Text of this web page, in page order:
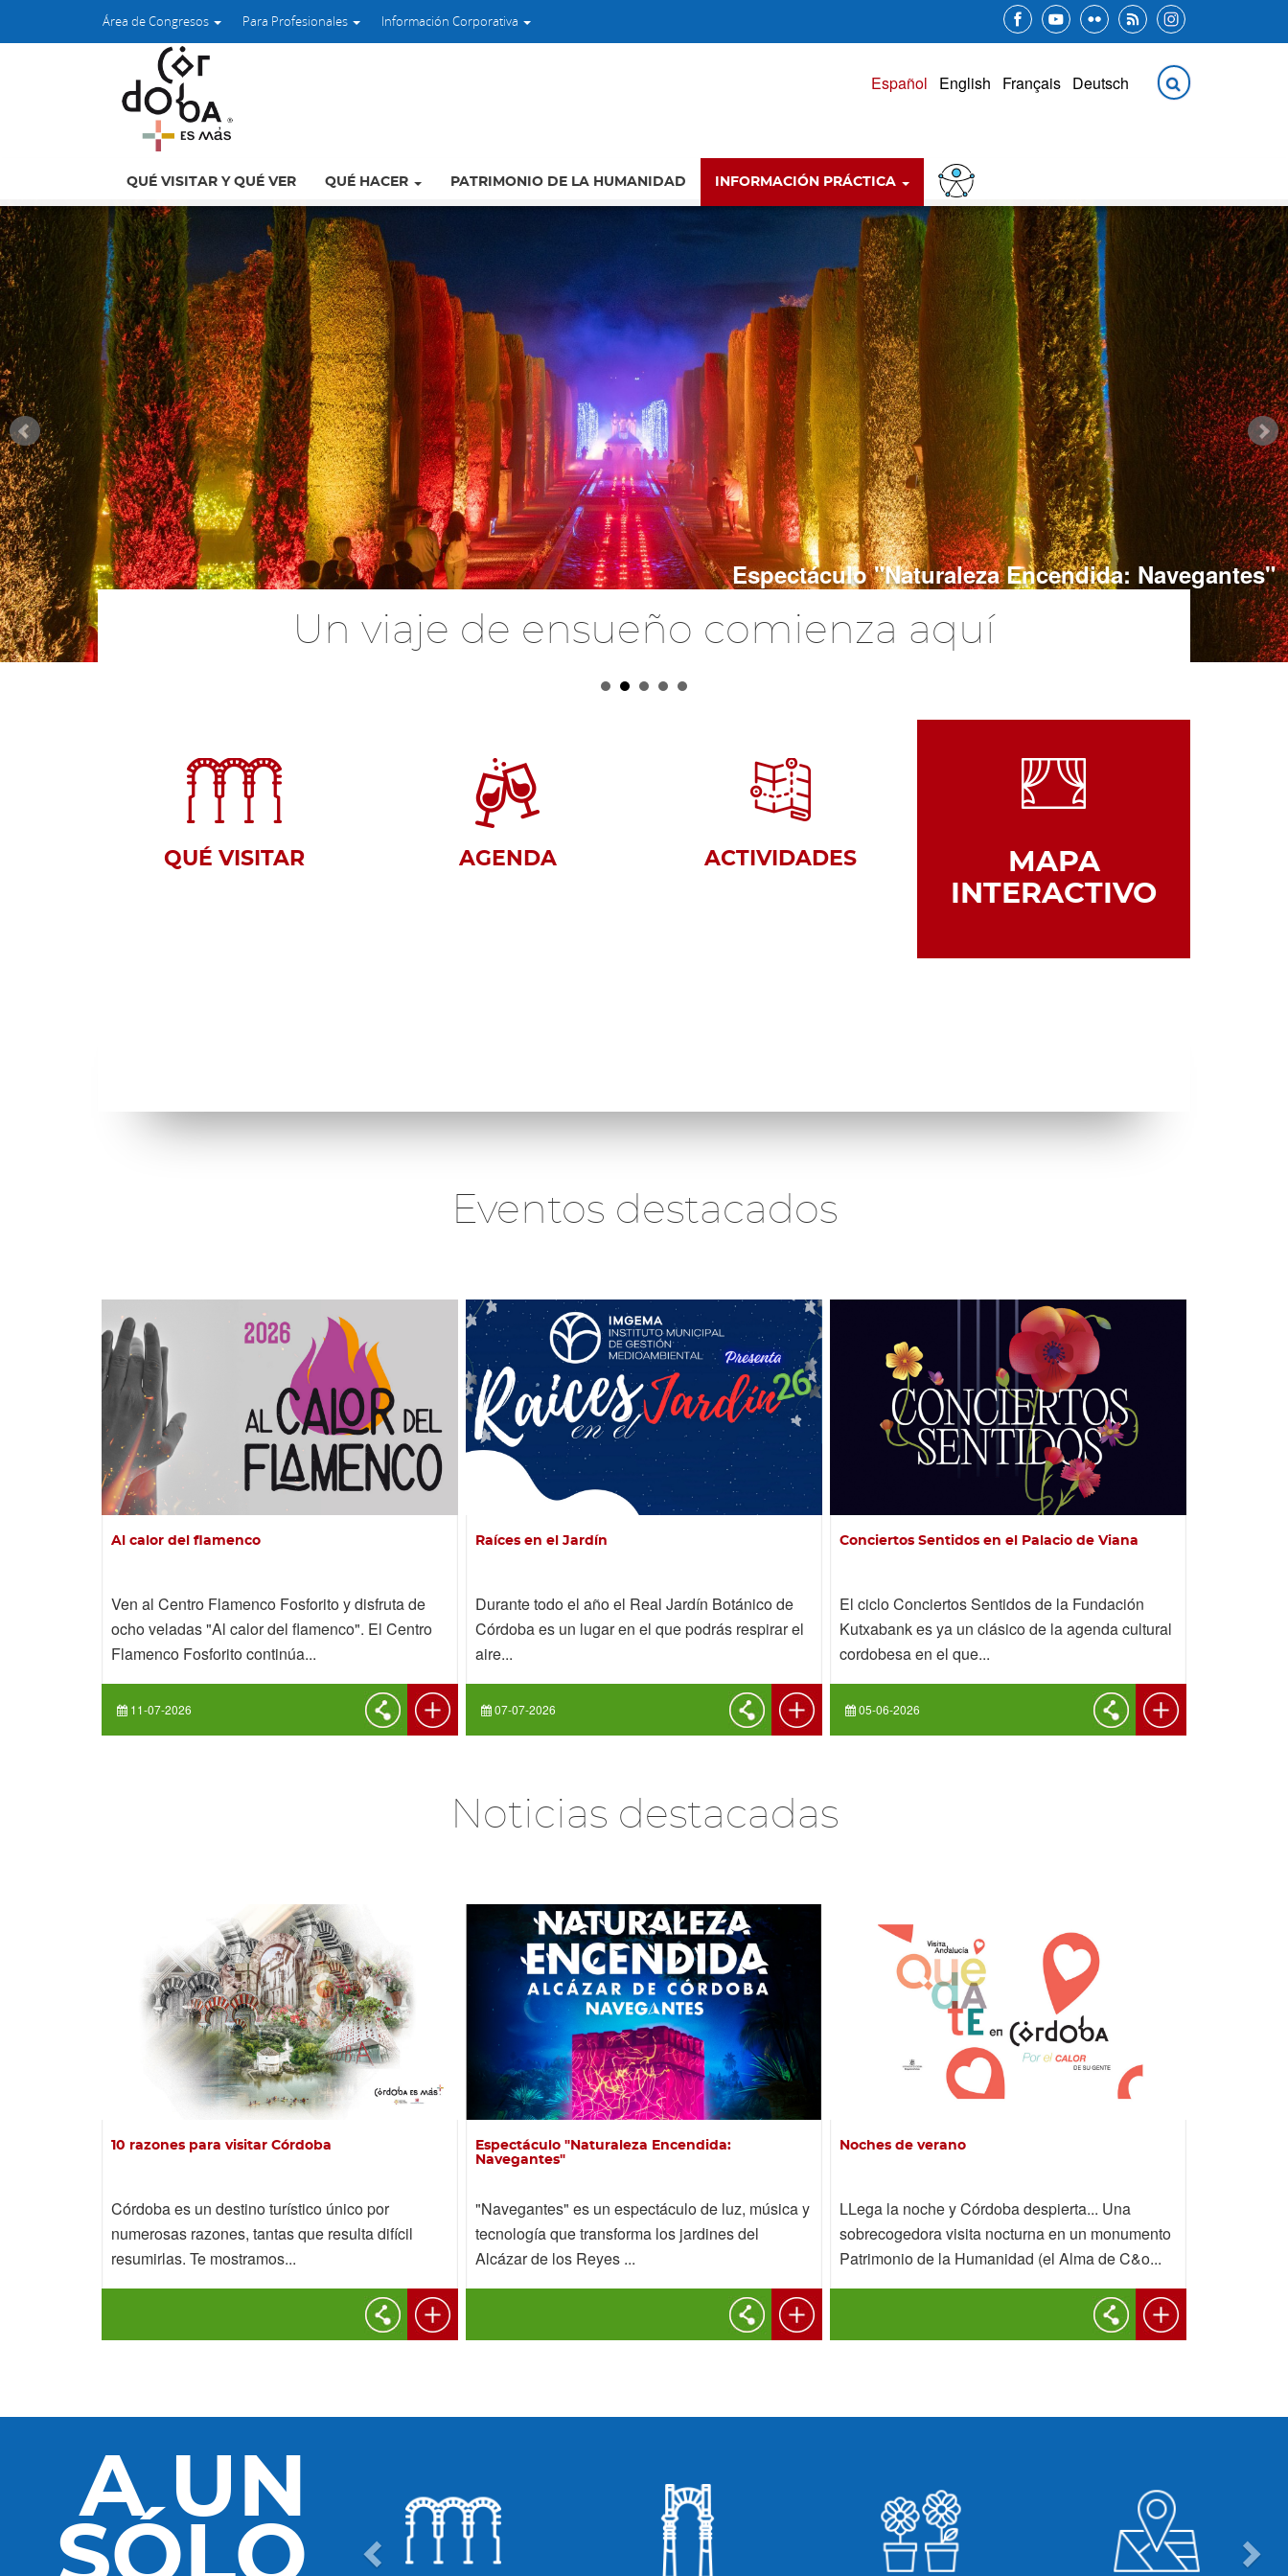
Área de Congresos Para Profesionales Información Corporativa
QUÉ VISITAR Y QUÉ VER QUÉ HACER PATRIMONIO DE LA HUMANIDAD INFORMACIÓN PRÁCTICA
Espectáculo "Naturaleza Encendida: Navegantes"
Un viaje de ensueño comienza aquí
QUÉ VISITAR AGENDA ACTIVIDADES
MAPA
INTERACTIVO
Eventos destacados
11-07-2026
Al calor del flamenco
Ven al Centro Flamenco Fosforito y disfruta de
ocho veladas "Al calor del flamenco". El Centro
Flamenco Fosforito continúa...
07-07-2026
Raíces en el Jardín
Durante todo el año el Real Jardín Botánico de
Córdoba es un lugar en el que podrás respirar el
aire...
05-06-2026
Conciertos Sentidos en el Palacio de Viana
El ciclo Conciertos Sentidos de la Fundación
Kutxabank es ya un clásico de la agenda cultural
cordobesa en el que...
Noticias destacadas
10 razones para visitar Córdoba
Córdoba es un destino turístico único por
numerosas razones, tantas que resulta difícil
resumirlas. Te mostramos...
Espectáculo "Naturaleza Encendida:
Navegantes"
"Navegantes" es un espectáculo de luz, música y
tecnología que transforma los jardines del
Alcázar de los Reyes ...
Noches de verano
LLega la noche y Córdoba despierta... Una
sobrecogedora visita nocturna en un monumento
Patrimonio de la Humanidad (el Alma de C&o...
A UN
SÓLO